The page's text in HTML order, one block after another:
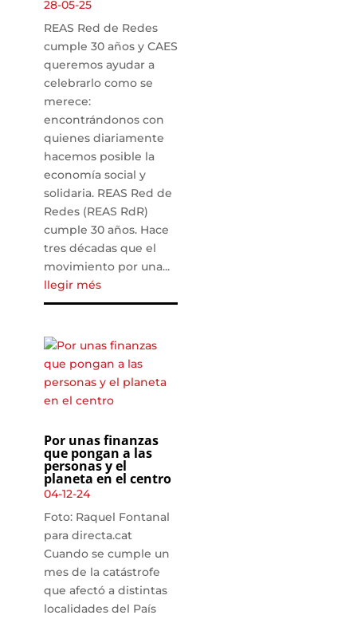
28-05-25
REAS Red de Redes
cumple 30 años y CAES
queremos ayudar a
celebrarlo como se
merece:
encontrándonos con
quienes diariamente
hacemos posible la
economía social y
solidaria. REAS Red de
Redes (REAS RdR)
cumple 30 años. Hace
tres décadas que el
movimiento por una...
llegir més
Por unas finanzas
que pongan a las
personas y el
planeta en el centro
04-12-24
Foto: Raquel Fontanal
para directa.cat
Cuando se cumple un
mes de la catástrofe
que afectó a distintas
localidades del País